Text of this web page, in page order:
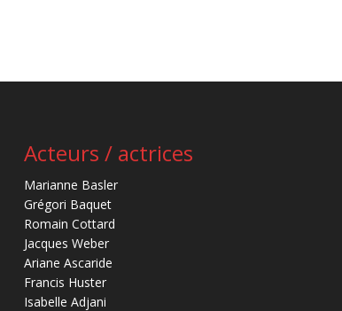
Acteurs / actrices
Marianne Basler
Grégori Baquet
Romain Cottard
Jacques Weber
Ariane Ascaride
Francis Huster
Isabelle Adjani